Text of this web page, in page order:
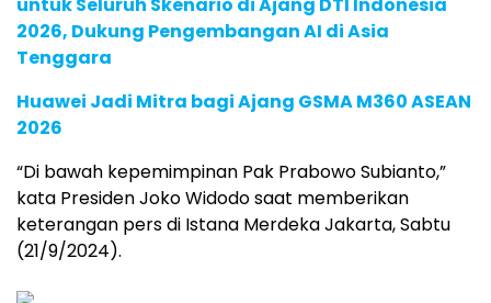
2026, Dukung Pengembangan AI di Asia
Tenggara
Huawei Jadi Mitra bagi Ajang GSMA M360 ASEAN
2026
“Di bawah kepemimpinan Pak Prabowo Subianto,”
kata Presiden Joko Widodo saat memberikan
keterangan pers di Istana Merdeka Jakarta, Sabtu
(21/9/2024).